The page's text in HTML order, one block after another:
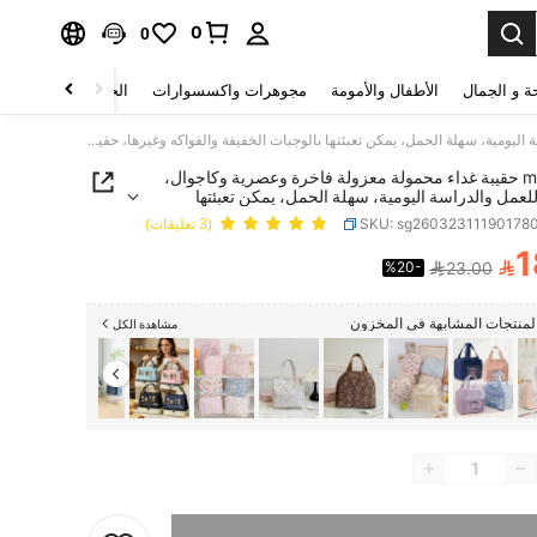
0
0
و الجمال الأطفال والأمومة مجوهرات واكسسوارات الحقائب والأمتعة
meetself حقيبة غداء محمولة معزولة فاخرة وعصرية وكاجوال، مناسبة للعمل والدراسة اليومية، سهلة الحمل، يمكن تعبئتها بالوجبات الخفيفة والفواكه وغيرها، حقيبة يد للحفاظ على الطزاجة
meetself حقيبة غداء محمولة معزولة فاخرة وعصرية وكاجوال،
والدراسة اليومية، سهلة الحمل، يمكن تعبئتها
الخفيفة والفواكه وغيرها، حقيبة يد للحفاظ على الطزاجة
SKU: (3 تعليقات)
PRICE AND 
23.00
%20-
المشابهة في المخزون مشاهدة الكل
بيع هذا المنتج.